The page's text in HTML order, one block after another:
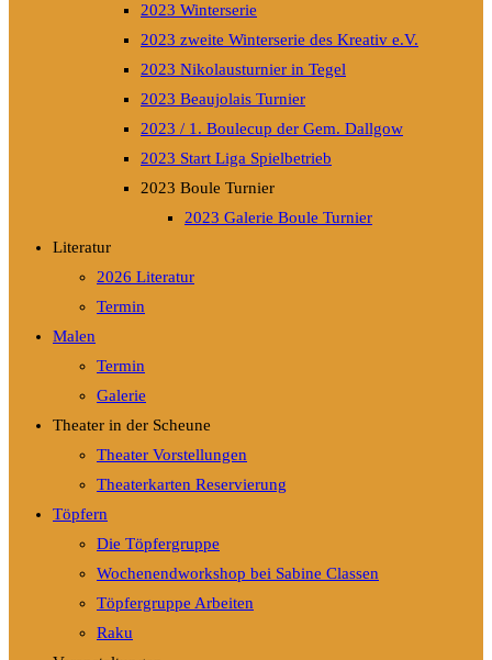
2023 Winterserie
2023 zweite Winterserie des Kreativ e.V.
2023 Nikolausturnier in Tegel
2023 Beaujolais Turnier
2023 / 1. Boulecup der Gem. Dallgow
2023 Start Liga Spielbetrieb
2023 Boule Turnier
2023 Galerie Boule Turnier
Literatur
2026 Literatur
Termin
Malen
Termin
Galerie
Theater in der Scheune
Theater Vorstellungen
Theaterkarten Reservierung
Töpfern
Die Töpfergruppe
Wochenendworkshop bei Sabine Classen
Töpfergruppe Arbeiten
Raku